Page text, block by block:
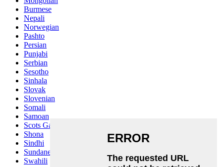
Burmese
Nepali
Norwegian
Pashto
Persian
Punjabi
Serbian
Sesotho
Sinhala
Slovak
Slovenian
Somali
Samoan
Scots Gaelic
Shona
Sindhi
Sundanese
Swahili